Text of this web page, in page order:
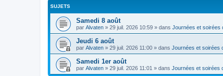
SUJETS
Samedi 8 août
par Alvaten » 29 juil. 2026 10:59 » dans Journées et soirées
Jeudi 6 août
par Alvaten » 29 juil. 2026 11:00 » dans Journées et soirées
Samedi 1er août
par Alvaten » 29 juil. 2026 11:01 » dans Journées et soirées